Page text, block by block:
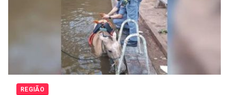
REGIÃO